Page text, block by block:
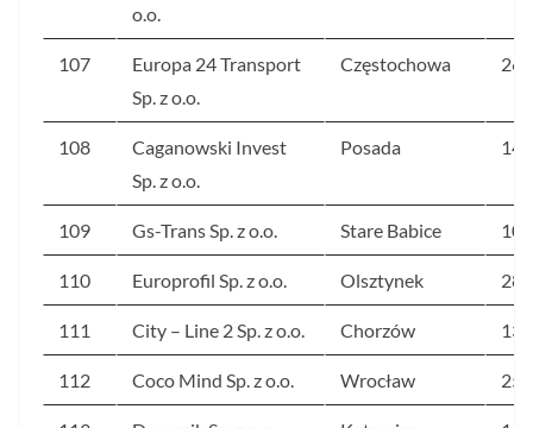
o.o.
107
Europa 24 Transport
Sp. z o.o.
Częstochowa 266
108
Caganowski Invest
Sp. z o.o.
Posada 145
109 Gs-Trans Sp. z o.o. Stare Babice 107
110 Europrofil Sp. z o.o. Olsztynek 289
111 City – Line 2 Sp. z o.o. Chorzów 130
112 Coco Mind Sp. z o.o. Wrocław 252